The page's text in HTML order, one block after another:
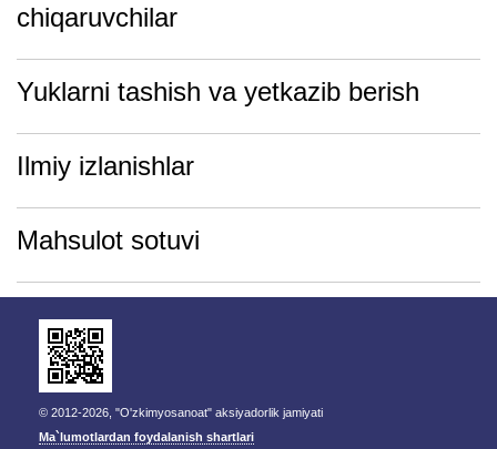
chiqaruvchilar
Yuklarni tashish va yetkazib berish
Ilmiy izlanishlar
Mahsulot sotuvi
© 2012-2026, "O'zkimyosanoat" aksiyadorlik jamiyati
Ma`lumotlardan foydalanish shartlari